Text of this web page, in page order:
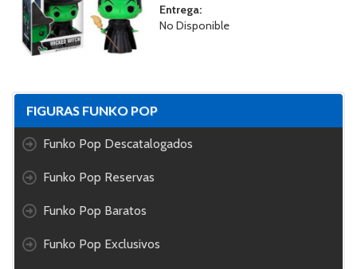
Entrega:
No Disponible
FIGURAS FUNKO POP
Funko Pop Descatalogados
Funko Pop Reservas
Funko Pop Baratos
Funko Pop Exclusivos